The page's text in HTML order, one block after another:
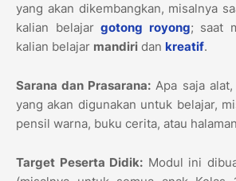
yang akan dikembangkan, misalnya
kalian belajargotong royong; saat
kalian belajar mandiri dan kreatif.
Sarana dan Prasarana: Apa saja
yang akan digunakan untuk belajar,
pensil warna, buku cerita, atau
Target Peserta Didik: Modul ini